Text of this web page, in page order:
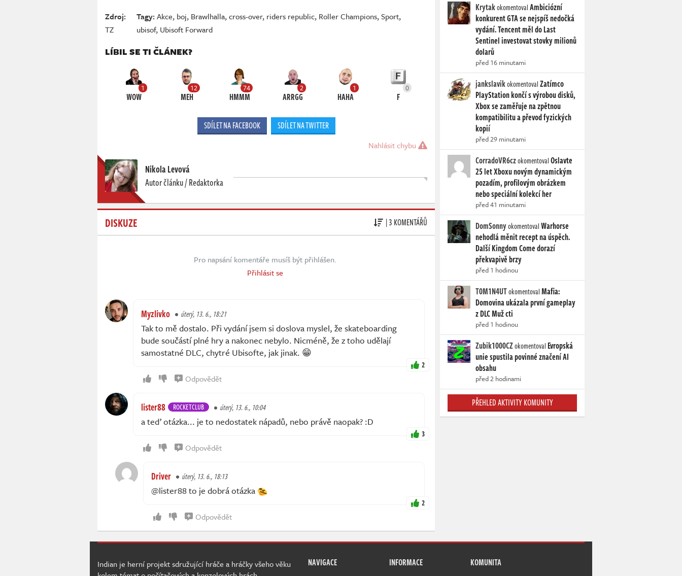
Zdroj:
TZ
Tagy:Akce, boj, Brawlhalla,cross-over, riders republic, Roller Champions,Sport,
ubisof, Ubisoft Forward
LÍBIL SE TI ČLÁNEK?
1
WOW
12
MEH
74
HMMM
2
ARRGG
1
HAHA
0
F
SDÍLET NA FACEBOOK SDÍLET NA TWITTER
Nahlásit chybu
Nikola Levová
Autor článku / Redaktorka
DISKUZE | 3 KOMENTÁŘŮ
Pro napsání komentáře musíš být přihlášen.
Přihlásit se
Myzlivko úterý, 13. 6., 18:21
Tak to mě dostalo. Při vydání jsem si doslova myslel, že skateboarding
bude součástí plné hry a nakonec nebylo. Nicméně, že z toho udělají
samostatné DLC, chytré Ubisofte, jak jinak. 😁
2
Odpovědět
lister88 ROCKETCLUB úterý, 13. 6., 10:04
a teď otázka... je to nedostatek nápadů, nebo právě naopak? :D
3
Odpovědět
Driver úterý, 13. 6., 18:13
@lister88 to je dobrá otázka
2
Odpovědět
KrytakokomentovalAmbiciózní
konkurent GTA se nejspíš nedočká
vydání. Tencent měl do Last
Sentinel investovat stovky milionů
dolarů
před 16 minutami
jankslavikokomentovalZatímco
PlayStation končí s výrobou disků,
Xbox se zaměřuje na zpětnou
kompatibilitu a převod fyzických
kopií
před 29 minutami
CorradoVR6czokomentovalOslavte
25 let Xboxu novým dynamickým
pozadím, profilovým obrázkem
nebo speciální kolekcí her
před 41 minutami
DomSonnyokomentovalWarhorse
nehodlá měnit recept na úspěch.
Další Kingdom Come dorazí
překvapivě brzy
před 1 hodinou
T0M1N4UTokomentovalMafia:
Domovina ukázala první gameplay
z DLC Muž cti
před 1 hodinou
Zubik1000CZokomentoval Evropská
unie spustila povinné značení AI
obsahu
před 2 hodinami
PŘEHLED AKTIVITY KOMUNITY
NAVIGACE INFORMACE KOMUNITA
Indian je herní projekt sdružující hráče a hráčky všeho věku